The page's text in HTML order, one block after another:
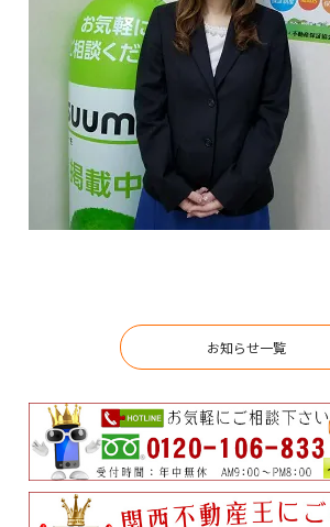
お知らせ一覧